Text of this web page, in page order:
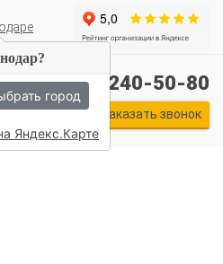
+7 (861) 240-50-80
Заказать звонок
город
Яндекс.Карте